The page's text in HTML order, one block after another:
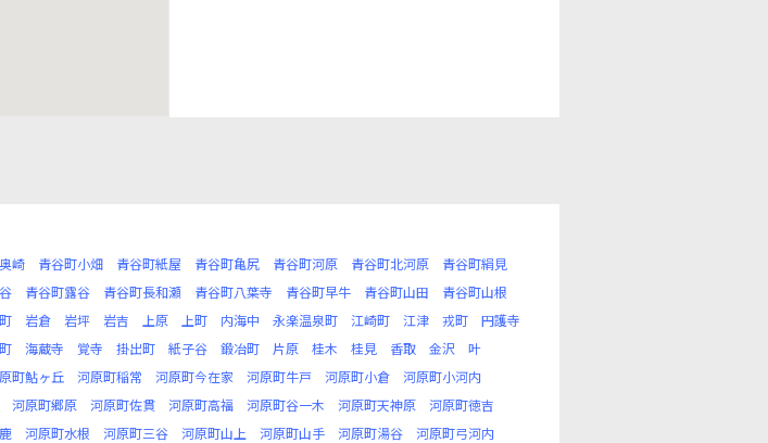
崎 青谷町小畑 青谷町紙屋 青谷町亀尻 青谷町河原 青谷町北河原
青谷町絹見
青谷町露谷 青谷町長和瀬 青谷町八葉寺 青谷町早牛 青谷町山田
青谷町山根
岩倉 岩坪 岩吉 上原 上町 内海中 永楽温泉町 江崎町 江津 戎町
円護寺
海蔵寺 覚寺 掛出町 紙子谷 鍛冶町 片原 桂木 桂見 香取 金沢
叶
町鮎ヶ丘 河原町稲常 河原町今在家 河原町牛戸 河原町小倉
河原町小河内
河原町郷原 河原町佐貫 河原町高福 河原町谷一木 河原町天神原
河原町徳吉
河原町水根 河原町三谷 河原町山上 河原町山手 河原町湯谷
河原町弓河内